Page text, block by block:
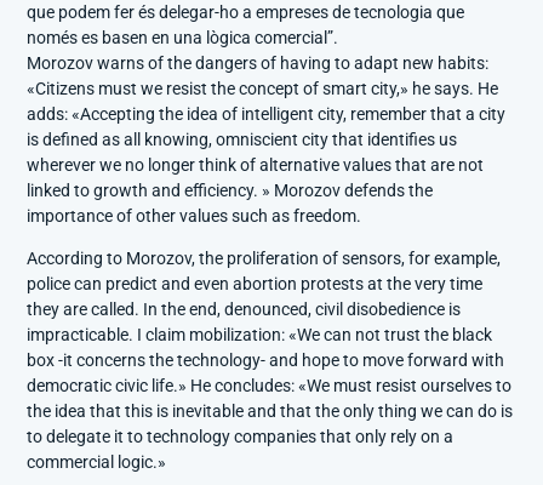
que podem fer és delegar-ho a empreses de tecnologia que
només es basen en una lògica comercial”.
Morozov warns of the dangers of having to adapt new habits:
«Citizens must we resist the concept of smart city,» he says. He
adds: «Accepting the idea of ​​intelligent city, remember that a city
is defined as all knowing, omniscient city that identifies us
wherever we no longer think of alternative values ​​that are not
linked to growth and efficiency. » Morozov defends the
importance of other values ​​such as freedom.
According to Morozov, the proliferation of sensors, for example,
police can predict and even abortion protests at the very time
they are called. In the end, denounced, civil disobedience is
impracticable. I claim mobilization: «We can not trust the black
box -it concerns the technology- and hope to move forward with
democratic civic life.» He concludes: «We must resist ourselves to
the idea that this is inevitable and that the only thing we can do is
to delegate it to technology companies that only rely on a
commercial logic.»